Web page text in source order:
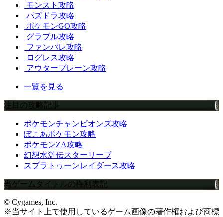
モンスト攻略
パズドラ攻略
ポケモンGO攻略
グラブル攻略
ファンパレ攻略
ログレス攻略
アウタープレーン攻略
一覧を見る
注目の攻略記事
ポケモンチャンピオンズ攻略
ぽこあポケモン攻略
ポケモンZA攻略
幻想水滸伝スターリープ
スプラトゥーンレイダース攻略
当ゲームタイトルの権利表記
© Cygames, Inc.
※当サイト上で使用しているゲーム画像の著作権および商標